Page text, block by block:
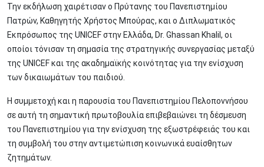
Την εκδήλωση χαιρέτισαν ο Πρύτανης του Πανεπιστημίου
Πατρών, Καθηγητής Χρήστος Μπούρας, και ο Διπλωματικός
Εκπρόσωπος της UNICEF στην Ελλάδα, Dr. Ghassan Khalil, οι
οποίοι τόνισαν τη σημασία της στρατηγικής συνεργασίας μεταξύ
της UNICEF και της ακαδημαϊκής κοινότητας για την ενίσχυση
των δικαιωμάτων του παιδιού.
Η συμμετοχή και η παρουσία του Πανεπιστημίου Πελοποννήσου
σε αυτή τη σημαντική πρωτοβουλία επιβεβαιώνει τη δέσμευση
του Πανεπιστημίου για την ενίσχυση της εξωστρέφειάς του και
τη συμβολή του στην αντιμετώπιση κοινωνικά ευαίσθητων
ζητημάτων.